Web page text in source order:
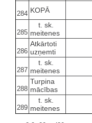
284 KOPĀ
285
t. sk.
meitenes
286
Atkārtoti
uzņemti
287
t. sk.
meitenes
288
Turpina
mācības
289
t. sk.
meitenes